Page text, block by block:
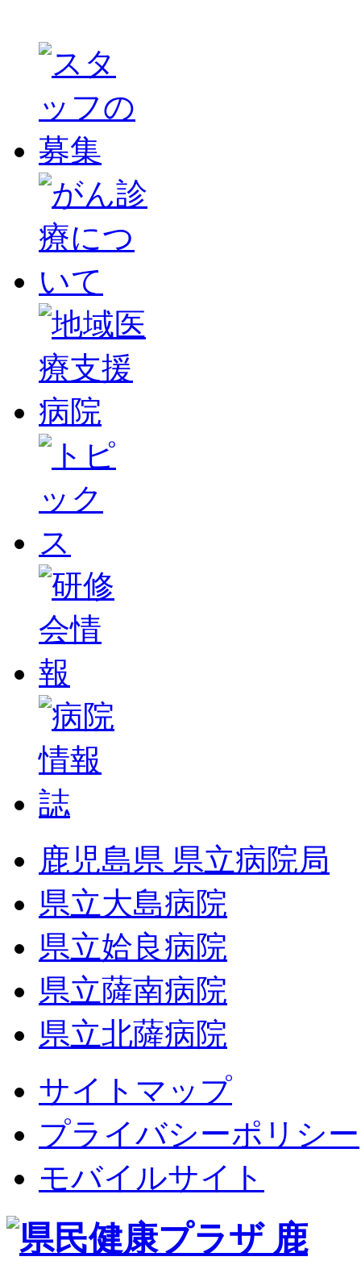
鹿児島県 県立病院局
県立大島病院
県立姶良病院
県立薩南病院
県立北薩病院
サイトマップ
プライバシーポリシー
モバイルサイト